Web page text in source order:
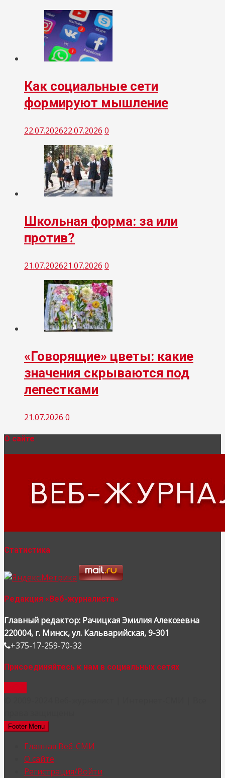
Как социальные сети
формируют мышление
22.07.202622.07.2026 0
Школьная форма: за или
против?
21.07.202621.07.2026 0
«Говорящие» цветы: какие
значения скрываются под
лепестками
21.07.2026 0
О сайте
Статистика
Редакция «Веб-журналиста»
Главный редактор: Рачицкая Эмилия Алексеевна
220004, г. Минск, ул. Кальварийская, 9-301
+375-17-259-70-32
Присоединяйтесь к нам в социальных сетях
Footer Menu
Главная Веб-СМИ
О сайте
Регистрация/Войти